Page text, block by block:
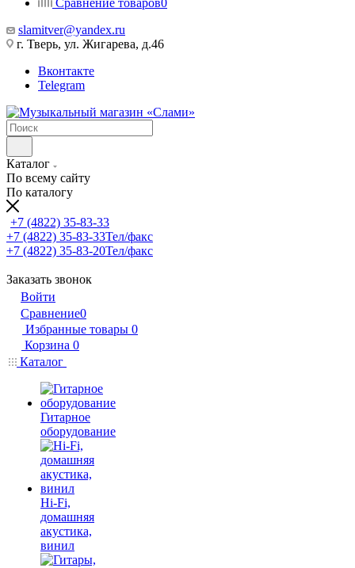
Сравнение товаров0
slamitver@yandex.ru
г. Тверь, ул. Жигарева, д.46
Вконтакте
Telegram
Каталог
По всему сайту
По каталогу
+7 (4822) 35-83-33
+7 (4822) 35-83-33Тел/факс
+7 (4822) 35-83-20Тел/факс
Заказать звонок
Войти
Сравнение0
Избранные товары 0
Корзина 0
Каталог
Гитарное
оборудование
Hi-Fi,
домашняя
акустика,
винил